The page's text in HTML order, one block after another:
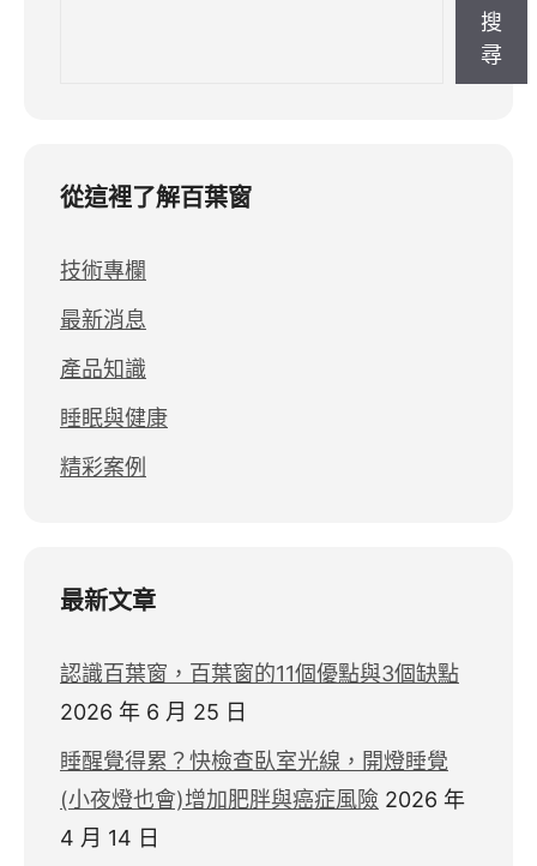
搜
尋
從這裡了解百葉窗
技術專欄
最新消息
產品知識
睡眠與健康
精彩案例
最新文章
認識百葉窗，百葉窗的11個優點與3個缺點
2026 年 6 月 25 日
睡醒覺得累？快檢查臥室光線，開燈睡覺
(小夜燈也會)增加肥胖與癌症風險 2026 年
4 月 14 日